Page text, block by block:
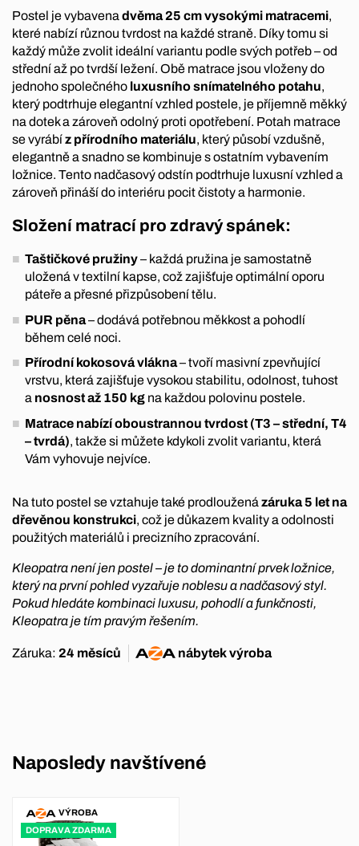
Postel je vybavena dvěma 25 cm vysokými matracemi,
které nabízí různou tvrdost na každé straně. Díky tomu si
každý může zvolit ideální variantu podle svých potřeb – od
střední až po tvrdší ležení. Obě matrace jsou vloženy do
jednoho společného luxusního snímatelného potahu,
který podtrhuje elegantní vzhled postele, je příjemně měkký
na dotek a zároveň odolný proti opotřebení. Potah matrace
se vyrábíz přírodního materiálu, který působí vzdušně,
elegantně a snadno se kombinuje s ostatním vybavením
ložnice. Tento nadčasový odstín podtrhuje luxusní vzhled a
zároveň přináší do interiéru pocit čistoty a harmonie.
Složení matrací pro zdravý spánek:
Taštičkové pružiny– každá pružina je samostatně
uložená v textilní kapse, což zajišťuje optimální oporu
páteře a přesné přizpůsobení tělu.
PUR pěna– dodává potřebnou měkkost a pohodlí
během celé noci.
Přírodní kokosová vlákna– tvoří masivní zpevňující
vrstvu, která zajišťuje vysokou stabilitu, odolnost, tuhost
a nosnost až 150 kg na každou polovinu postele.
Matrace nabízí oboustrannou tvrdost (T3 – střední, T4
– tvrdá), takže si můžete kdykoli zvolit variantu, která
Vám vyhovuje nejvíce.
Na tuto postel se vztahuje také prodloužená záruka 5 let na
dřevěnou konstrukci, což je důkazem kvality a odolnosti
použitých materiálů i precizního zpracování.
Kleopatra není jen postel – je to dominantní prvek ložnice,
který na první pohled vyzařuje noblesu a nadčasový styl.
Pokud hledáte kombinaci luxusu, pohodlí a funkčnosti,
Kleopatra je tím pravým řešením.
Záruka: 24 měsíců nábytekvýroba
Naposledy navštívené
VÝROBA
DOPRAVA ZDARMA